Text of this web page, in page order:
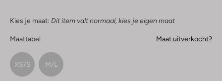
Kies je maat: Dit item valt normaal, kies je eigen maat
Maattabel Maat uitverkocht?
XS/S M/L